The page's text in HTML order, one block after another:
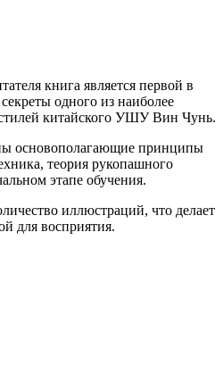
книга является первой в
одного из наиболее
китайского УШУ Вин Чунь.
основополагающие принципы
теория рукопашного
этапе обучения.
иллюстраций, что делает
для восприятия.